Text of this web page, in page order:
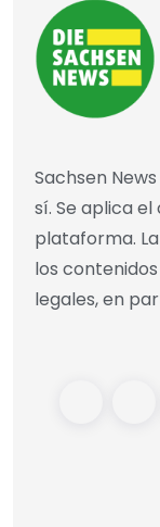
Sachsen
sí. Se aplica
plataforma.
los
legales, en